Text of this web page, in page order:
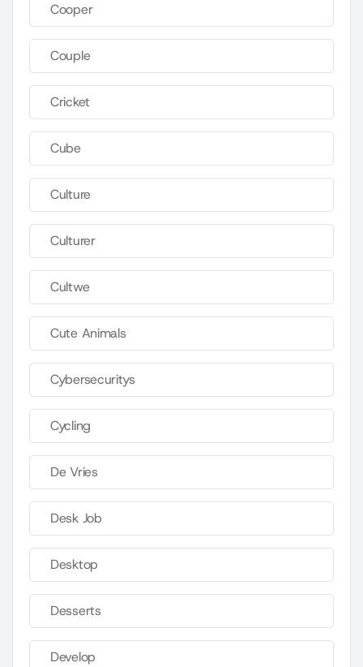
Cooper
Couple
Cricket
Cube
Culture
Culturer
Cultwe
Cute Animals
Cybersecuritys
Cycling
De Vries
Desk Job
Desktop
Desserts
Develop